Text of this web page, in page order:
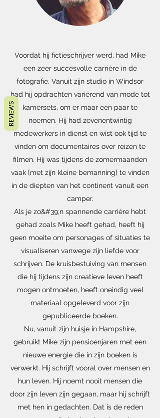
Voordat hij fictieschrijver werd, had Mike
een zeer succesvolle carrière in de
fotografie. Vanuit zijn studio in Windsor
had hij opdrachten variërend van mode tot
kamersets, om er maar een paar te
noemen. Hij had zevenentwintig
medewerkers in dienst en wist ook tijd te
vinden om documentaires over reizen te
filmen. Hij was tijdens de zomermaanden
vaak [met zijn kleine bemanning] te vinden
in de diepten van het continent vanuit een
camper.
Als je zo&#39;n spannende carrière hebt
gehad zoals Mike heeft gehad, heeft hij
geen moeite om personages of situaties te
visualiseren vanwege zijn liefde voor
schrijven. De kruisbestuiving van mensen
die hij tijdens zijn creatieve leven heeft
mogen ontmoeten, heeft oneindig veel
materiaal opgeleverd voor zijn
gepubliceerde boeken.
Nu, vanuit zijn huisje in Hampshire,
gebruikt Mike zijn pensioenjaren met een
nieuwe energie die in zijn boeken is
verwerkt. Hij schrijft vooral over mensen en
hun leven. Hij noemt nooit mensen die
door zijn leven zijn gegaan, maar hij schrijft
met hen in gedachten. Dat is de reden
REVIEWS